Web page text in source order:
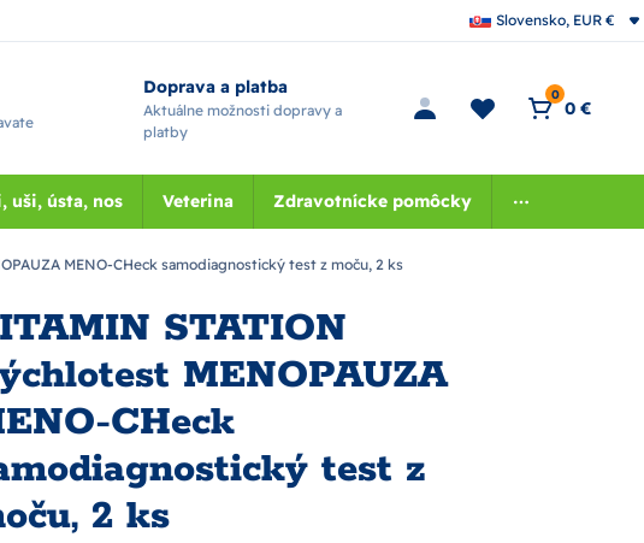
Slovensko, EUR €
Doprava a platba
Aktuálne možnosti dopravy a
platby
0
0 €
uši, ústa, nos Veterina Zdravotnícke pomôcky
MENO-CHeck samodiagnostický test z moču, 2 ks
STATION
MENOPAUZA
CHeck
test z
2 ks